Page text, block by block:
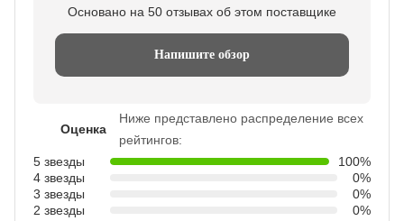
Основано на 50 отзывах об этом поставщике
Напишите обзор
Оценка
Ниже представлено распределение всех
рейтингов:
5 звезды
100%
4 звезды
0%
3 звезды
0%
2 звезды
0%